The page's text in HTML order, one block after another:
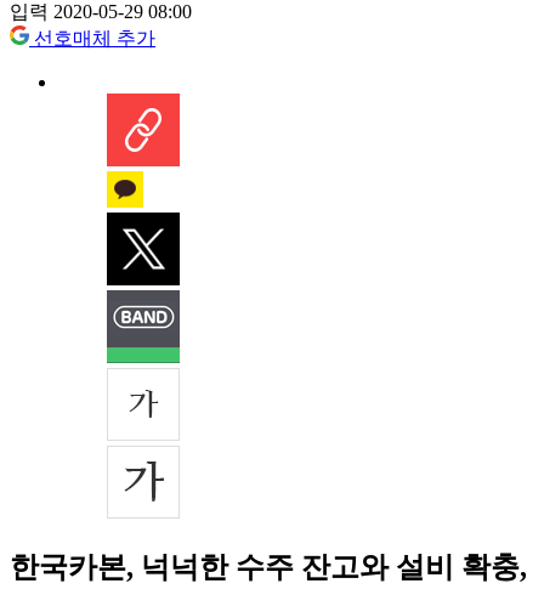
입력 2020-05-29 08:00
선호매체 추가
한국카본, 넉넉한 수주 잔고와 설비 확충,